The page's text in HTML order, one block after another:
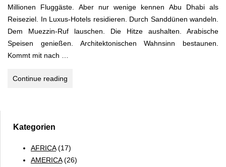
Millionen Fluggäste. Aber nur wenige kennen Abu Dhabi als
Reiseziel. In Luxus-Hotels residieren. Durch Sanddünen wandeln.
Dem Muezzin-Ruf lauschen. Die Hitze aushalten. Arabische
Speisen genießen. Architektonischen Wahnsinn bestaunen.
Kommt mit nach …
Continue reading
Kategorien
AFRICA(17)
AMERICA(26)